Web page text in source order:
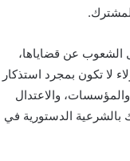
الشعوب عن قضاياها،
لا تكون بمجرد استذكار
والاعتدال
بالشرعية الدستورية في